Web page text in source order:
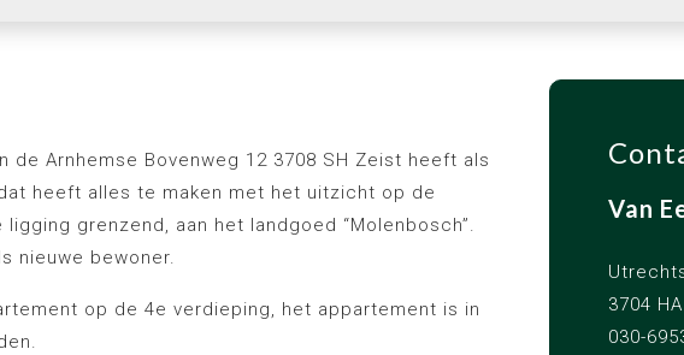
de Arnhemse Bovenweg 12 3708 SH Zeist heeft als
heeft alles te maken met het uitzicht op de
grenzend, aan het landgoed “Molenbosch”.
nieuwe bewoner.
op de 4e verdieping, het appartement is in
Van
3704
030-